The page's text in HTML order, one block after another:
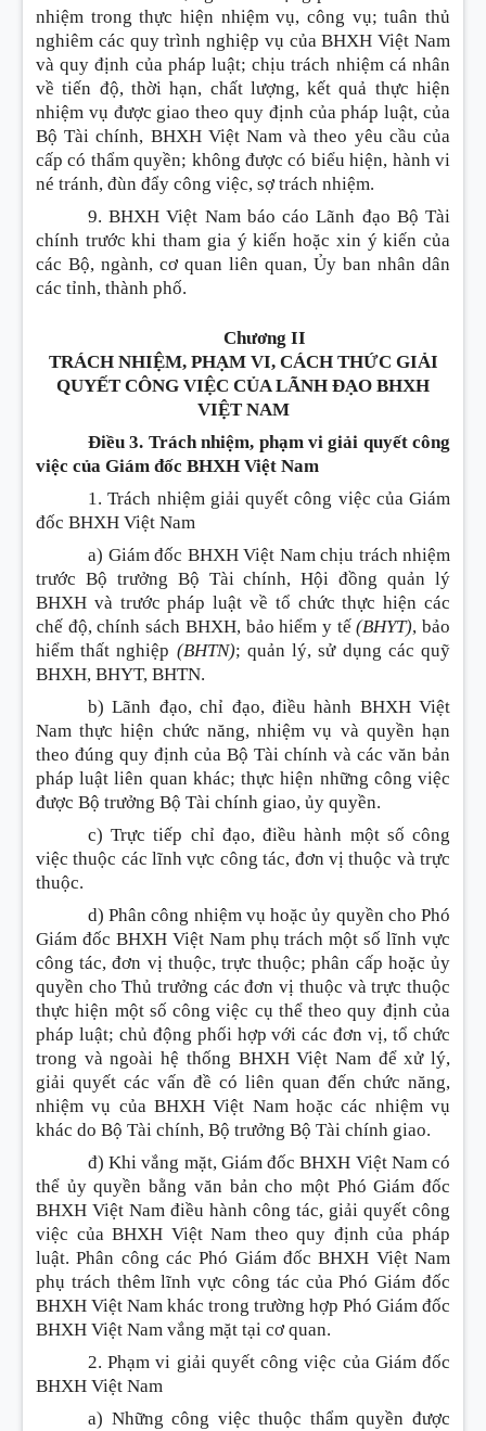
nhiệm trong thực hiện nhiệm vụ, công vụ; tuân thủ
nghiêm các quy trình nghiệp vụ của BHXH Việt Nam
và quy định của pháp luật; chịu trách nhiệm cá nhân
về tiến độ, thời hạn, chất lượng, kết quả thực hiện
nhiệm vụ được giao theo quy định của pháp luật, của
Bộ Tài chính, BHXH Việt Nam và theo yêu cầu của
cấp có thẩm quyền; không được có biểu hiện, hành vi
né tránh, đùn đẩy công việc, sợ trách nhiệm.
9. BHXH Việt Nam báo cáo Lãnh đạo Bộ Tài
chính trước khi tham gia ý kiến hoặc xin ý kiến của
các Bộ, ngành, cơ quan liên quan, Ủy ban nhân dân
các tỉnh, thành phố.
Chương II
TRÁCH NHIỆM, PHẠM VI, CÁCH THỨC GIẢI
QUYẾT CÔNG VIỆC CỦA LÃNH ĐẠO BHXH
VIỆT NAM
Điều 3. Trách nhiệm, phạm vi giải quyết công
việc của Giám đốc BHXH Việt Nam
1. Trách nhiệm giải quyết công việc của Giám
đốc BHXH Việt Nam
a) Giám đốc BHXH Việt Nam chịu trách nhiệm
trước Bộ trưởng Bộ Tài chính, Hội đồng quản lý
BHXH và trước pháp luật về tổ chức thực hiện các
chế độ, chính sách BHXH, bảo hiểm y tế(BHYT), bảo
hiểm thất nghiệp (BHTN); quản lý, sử dụng các quỹ
BHXH, BHYT, BHTN.
b) Lãnh đạo, chỉ đạo, điều hành BHXH Việt
Nam thực hiện chức năng, nhiệm vụ và quyền hạn
theo đúng quy định của Bộ Tài chính và các văn bản
pháp luật liên quan khác; thực hiện những công việc
được Bộ trưởng Bộ Tài chính giao, ủy quyền.
c) Trực tiếp chỉ đạo, điều hành một số công
việc thuộc các lĩnh vực công tác, đơn vị thuộc và trực
thuộc.
d) Phân công nhiệm vụ hoặc ủy quyền cho Phó
Giám đốc BHXH Việt Nam phụ trách một số lĩnh vực
công tác, đơn vị thuộc, trực thuộc; phân cấp hoặc ủy
quyền cho Thủ trưởng các đơn vị thuộc và trực thuộc
thực hiện một số công việc cụ thể theo quy định của
pháp luật; chủ động phối hợp với các đơn vị, tổ chức
trong và ngoài hệ thống BHXH Việt Nam để xử lý,
giải quyết các vấn đề có liên quan đến chức năng,
nhiệm vụ của BHXH Việt Nam hoặc các nhiệm vụ
khác do Bộ Tài chính, Bộ trưởng Bộ Tài chính giao.
đ) Khi vắng mặt, Giám đốc BHXH Việt Nam có
thể ủy quyền bằng văn bản cho một Phó Giám đốc
BHXH Việt Nam điều hành công tác, giải quyết công
việc của BHXH Việt Nam theo quy định của pháp
luật. Phân công các Phó Giám đốc BHXH Việt Nam
phụ trách thêm lĩnh vực công tác của Phó Giám đốc
BHXH Việt Nam khác trong trường hợp Phó Giám đốc
BHXH Việt Nam vắng mặt tại cơ quan.
2. Phạm vi giải quyết công việc của Giám đốc
BHXH Việt Nam
a) Những công việc thuộc thẩm quyền được